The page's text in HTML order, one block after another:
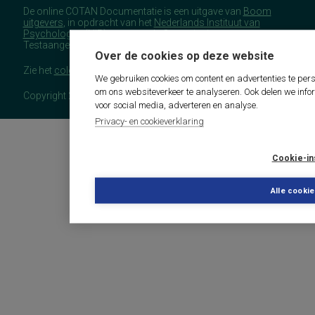
Over de cookies op deze website
We gebruiken cookies om content en advertenties te
om ons websiteverkeer te analyseren. Ook delen we
voor social media, adverteren en analyse.
Privacy- en cookieverklaring
Cookie-
Alle
De online COTAN Documentatie is een uitgave van Boom
uitgevers , in opdracht van het Nederlands Instituut van
Psychologen(NIP), namens de Commissie
Testaangelegenheden Nederland (COTAN).
Zie het colofon
Copyright 2026 - COTAN Documentatie